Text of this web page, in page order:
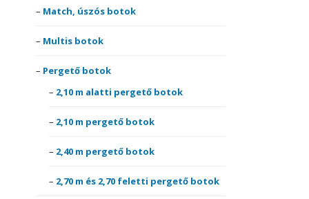
Match, úszós botok
Multis botok
Pergető botok
2,10 m alatti pergető botok
2,10 m pergető botok
2,40 m pergető botok
2,70 m és 2,70 feletti pergető botok